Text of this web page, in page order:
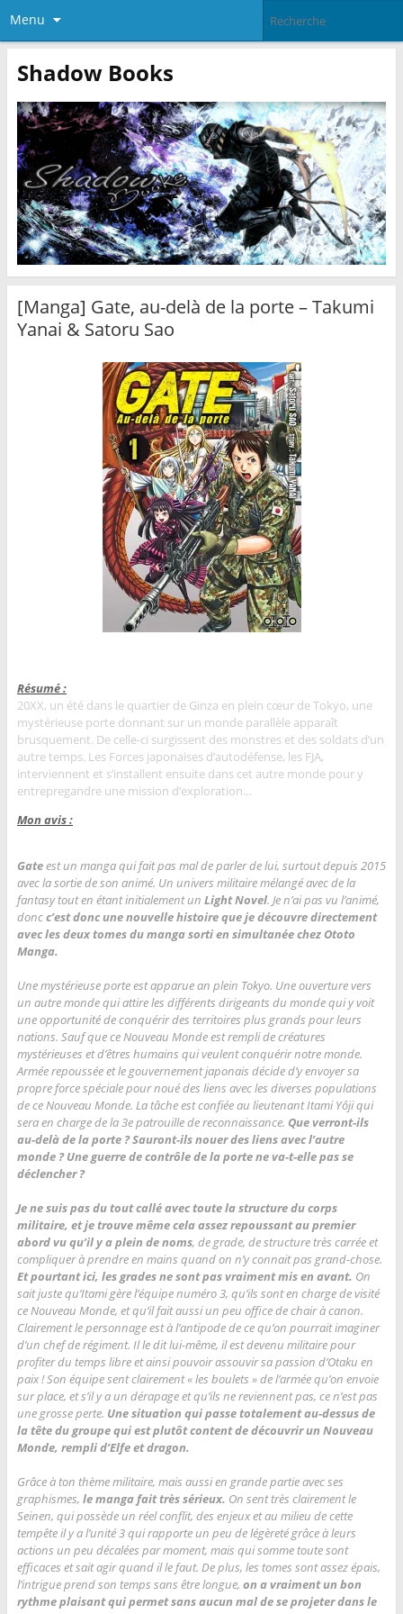
Menu
Shadow Books
[Manga] Gate, au-delà de la porte – Takumi
Yanai & Satoru Sao
Résumé :
20XX, un été dans le quartier de Ginza en plein cœur de Tokyo, une
mystérieuse porte donnant sur un monde parallèle apparaît
brusquement. De celle-ci surgissent des monstres et des soldats d’un
autre temps. Les Forces japonaises d’autodéfense, les FJA,
interviennent et s’installent ensuite dans cet autre monde pour y
entrepregandre une mission d’exploration…
Mon avis :
Gateest un manga qui fait pas mal de parler de lui, surtout depuis 2015
avec la sortie de son animé. Un univers militaire mélangé avec de la
fantasy tout en étant initialement un Light Novel. Je n’ai pas vu l’animé,
doncc’est donc une nouvelle histoire que je découvre directement
avec les deux tomes du manga sorti en simultanée chez Ototo
Manga.
Une mystérieuse porte est apparue an plein Tokyo. Une ouverture vers
un autre monde qui attire les différents dirigeants du monde qui y voit
une opportunité de conquérir des territoires plus grands pour leurs
nations. Sauf que ce Nouveau Monde est rempli de créatures
mystérieuses et d’êtres humains qui veulent conquérir notre monde.
Armée repoussée et le gouvernement japonais décide d’y envoyer sa
propre force spéciale pour noué des liens avec les diverses populations
de ce Nouveau Monde. La tâche est confiée au lieutenant Itami Yôji qui
sera en charge de la 3e patrouille de reconnaissance. Que verront-ils
au-delà de la porte ? Sauront-ils nouer des liens avec l’autre
monde ? Une guerre de contrôle de la porte ne va-t-elle pas se
déclencher ?
Je ne suis pas du tout callé avec toute la structure du corps
militaire, et je trouve même cela assez repoussant au premier
abord vu qu’il y a plein de noms, de grade, de structure très carrée et
compliquer à prendre en mains quand on n’y connait pas grand-chose.
Et pourtant ici, les grades ne sont pas vraiment mis en avant. On
sait juste qu’Itami gère l’équipe numéro 3, qu’ils sont en charge de visité
ce Nouveau Monde, et qu’il fait aussi un peu office de chair à canon.
Clairement le personnage est à l’antipode de ce qu’on pourrait imaginer
d’un chef de régiment. Il le dit lui-même, il est devenu militaire pour
profiter du temps libre et ainsi pouvoir assouvir sa passion d’Otaku en
paix ! Son équipe sent clairement « les boulets » de l’armée qu’on envoie
sur place, et s’il y a un dérapage et qu’ils ne reviennent pas, ce n’est pas
une grosse perte. Une situation qui passe totalement au-dessus de
la tête du groupe qui est plutôt content de découvrir un Nouveau
Monde, rempli d’Elfe et dragon.
Grâce à ton thème militaire, mais aussi en grande partie avec ses
graphismes, le manga fait très sérieux. On sent très clairement le
Seinen, qui possède un réel conflit, des enjeux et au milieu de cette
tempête il y a l’unité 3 qui rapporte un peu de légèreté grâce à leurs
actions un peu décalées par moment, mais qui somme toute sont
efficaces et sait agir quand il le faut. De plus, les tomes sont assez épais,
l’intrigue prend son temps sans être longue, on a vraiment un bon
rythme plaisant qui permet sans aucun mal de se projeter dans le